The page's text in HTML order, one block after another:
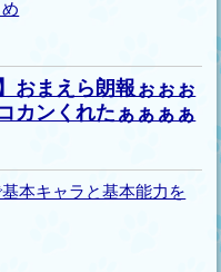
おまえら朗報ぉぉぉ
カンくれたぁぁぁぁ
本キャラと基本能力を